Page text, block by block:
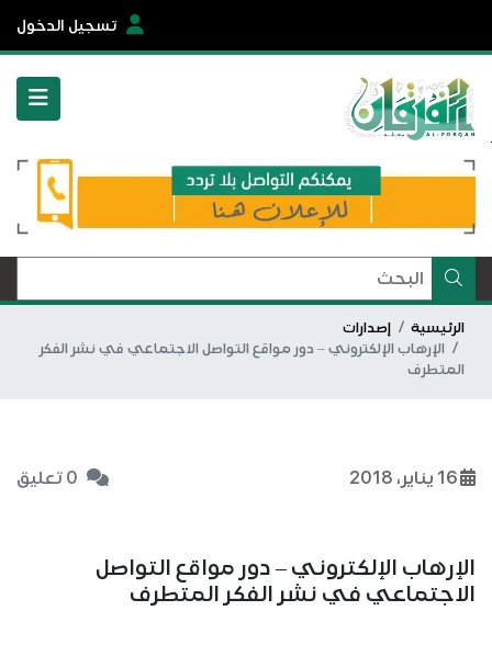
تسجيل الدخول
الرئيسية
إصدارات
الإرهاب الإلكتروني – دور مواقع التواصل الاجتماعي في نشر الفكر
المتطرف
0 تعليق
الإرهاب الإلكتروني – دور مواقع التواصل
الاجتماعي في نشر الفكر المتطرف